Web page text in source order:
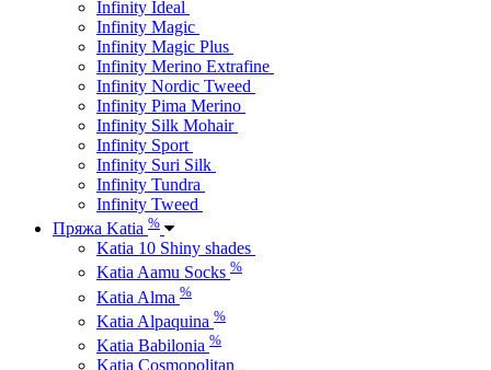
Infinity Ideal
Infinity Magic
Infinity Magic Plus
Infinity Merino Extrafine
Infinity Nordic Tweed
Infinity Pima Merino
Infinity Silk Mohair
Infinity Sport
Infinity Suri Silk
Infinity Tundra
Infinity Tweed
Пряжа Katia %
Katia 10 Shiny shades
Katia Aamu Socks %
Katia Alma %
Katia Alpaquina %
Katia Babilonia %
Katia Cosmopolitan